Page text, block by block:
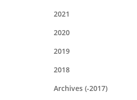
2021
2020
2019
2018
Archives (-2017)